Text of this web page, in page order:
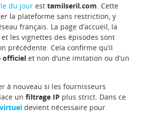
du jouresttamilseril.com . Cette
la plateforme sans restriction, y
français. La page d’accueil, la
les vignettes des épisodes sont
précédente. Cela confirme qu’il
officiel et non d’une imitation ou d’un
à nouveau si les fournisseurs
unfiltrage IP plus strict. Dans ce
devient nécessaire pour